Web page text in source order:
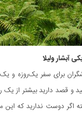
آبشار ولیلا
برای سفر یک‌روزه و
و قصد دارید بیشتر از یک
اگر دوست ندارید که